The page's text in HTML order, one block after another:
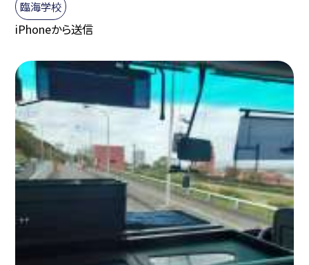
臨海学校
iPhoneから送信